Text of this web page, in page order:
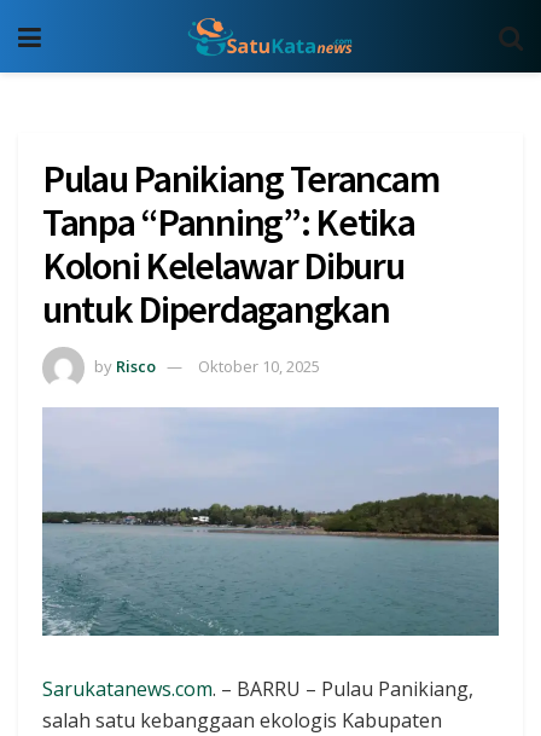
Pulau Panikiang Terancam
Tanpa “Panning”: Ketika
Koloni Kelelawar Diburu
untuk Diperdagangkan
by Risco Oktober 10, 2025
Sarukatanews.com. – BARRU – Pulau Panikiang,
salah satu kebanggaan ekologis Kabupaten